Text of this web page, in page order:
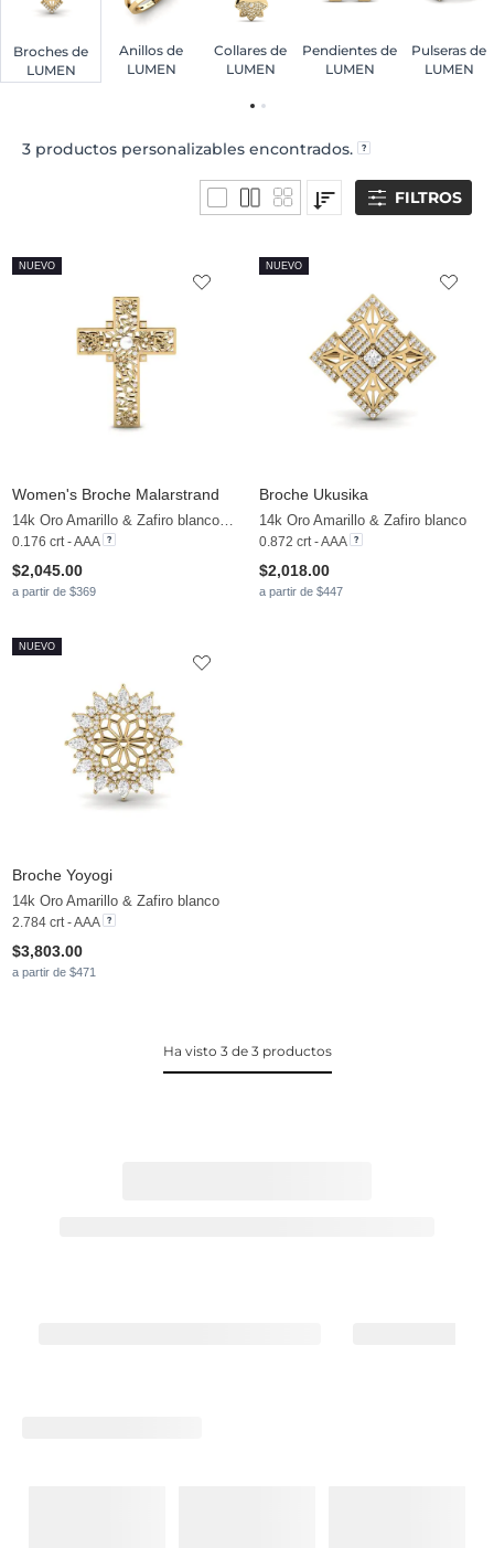
Broches de
LUMEN
Anillos de
LUMEN
Collares de
LUMEN
Pendientes de
LUMEN
Pulseras de
LUMEN
3 productos personalizables encontrados.
FILTROS
Women's Broche Malarstrand
14k Oro Amarillo & Zafiro blanco & Perla blanca
0.176 crt - AAA
$2,045.00
a partir de $369
NUEVO
Broche Ukusika
14k Oro Amarillo & Zafiro blanco
0.872 crt - AAA
$2,018.00
a partir de $447
NUEVO
Broche Yoyogi
14k Oro Amarillo & Zafiro blanco
2.784 crt - AAA
$3,803.00
a partir de $471
NUEVO
Ha visto 3 de 3 productos